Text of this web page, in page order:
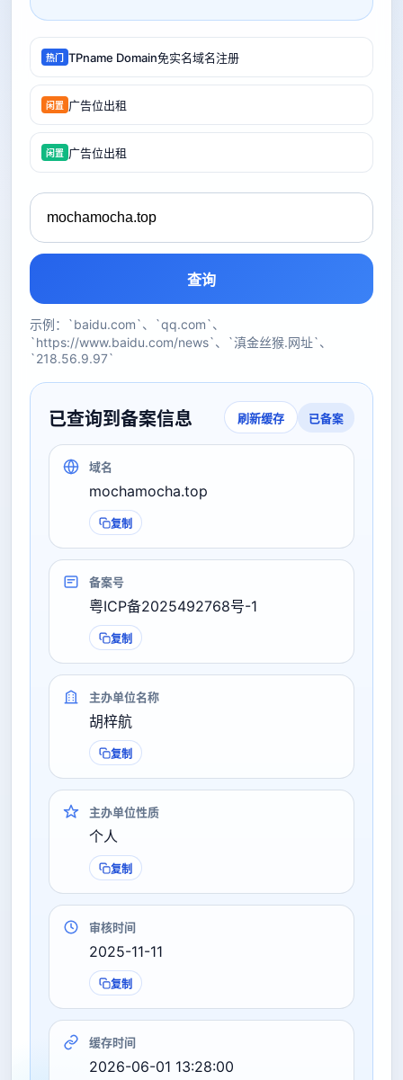
热门 TPname Domain免实名域名注册
闲置 广告位出租
闲置 广告位出租
查询
示例：`baidu.com`、`qq.com`、
`https://www.baidu.com/news`、`滇金丝猴.网址`、
`218.56.9.97`
已查询到备案信息 刷新缓存 已备案
域名
mochamocha.top
复制
备案号
粤ICP备2025492768号-1
复制
主办单位名称
胡梓航
复制
主办单位性质
个人
复制
审核时间
2025-11-11
复制
缓存时间
2026-06-01 13:28:00